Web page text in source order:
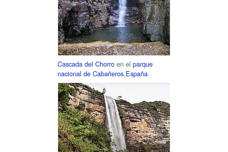
Cascada del Chorro en el parque
nacional de Cabañeros,España.